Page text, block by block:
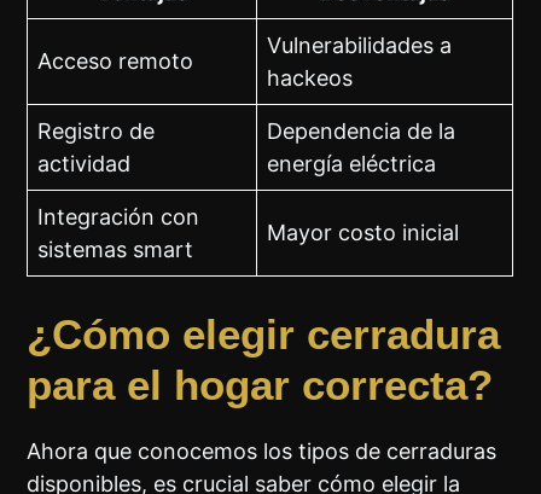
Acceso remoto
Vulnerabilidades a
hackeos
Registro de
actividad
Dependencia de la
energía eléctrica
Integración con
sistemas smart
Mayor costo inicial
¿Cómo elegir cerradura
para el hogar correcta?
Ahora que conocemos los tipos de cerraduras
disponibles, es crucial saber cómo elegir la